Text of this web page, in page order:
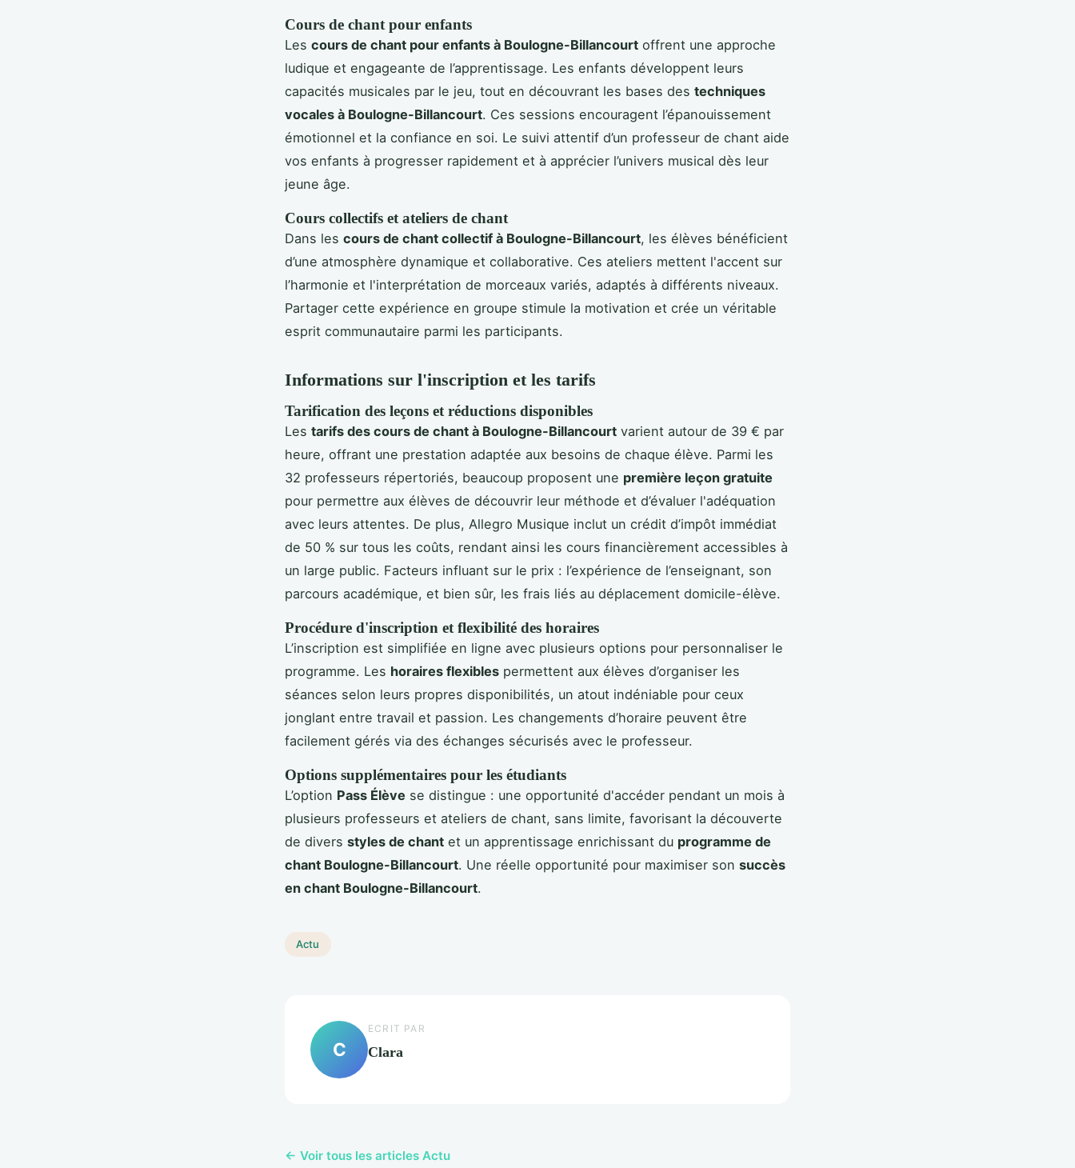
Cours de chant pour enfants
Les cours de chant pour enfants à Boulogne-Billancourt offrent une approche
ludique et engageante de l’apprentissage. Les enfants développent leurs
capacités musicales par le jeu, tout en découvrant les bases des techniques
vocales à Boulogne-Billancourt. Ces sessions encouragent l’épanouissement
émotionnel et la confiance en soi. Le suivi attentif d’un professeur de chant aide
vos enfants à progresser rapidement et à apprécier l’univers musical dès leur
jeune âge.
Cours collectifs et ateliers de chant
Dans les cours de chant collectif à Boulogne-Billancourt, les élèves bénéficient
d’une atmosphère dynamique et collaborative. Ces ateliers mettent l'accent sur
l’harmonie et l'interprétation de morceaux variés, adaptés à différents niveaux.
Partager cette expérience en groupe stimule la motivation et crée un véritable
esprit communautaire parmi les participants.
Informations sur l'inscription et les tarifs
Tarification des leçons et réductions disponibles
Les tarifs des cours de chant à Boulogne-Billancourt varient autour de 39 € par
heure, offrant une prestation adaptée aux besoins de chaque élève. Parmi les
32 professeurs répertoriés, beaucoup proposent une première leçon gratuite
pour permettre aux élèves de découvrir leur méthode et d’évaluer l'adéquation
avec leurs attentes. De plus, Allegro Musique inclut un crédit d’impôt immédiat
de 50 % sur tous les coûts, rendant ainsi les cours financièrement accessibles à
un large public. Facteurs influant sur le prix : l’expérience de l’enseignant, son
parcours académique, et bien sûr, les frais liés au déplacement domicile-élève.
Procédure d'inscription et flexibilité des horaires
L’inscription est simplifiée en ligne avec plusieurs options pour personnaliser le
programme. Les horaires flexibles permettent aux élèves d’organiser les
séances selon leurs propres disponibilités, un atout indéniable pour ceux
jonglant entre travail et passion. Les changements d’horaire peuvent être
facilement gérés via des échanges sécurisés avec le professeur.
Options supplémentaires pour les étudiants
L’option Pass Élève se distingue : une opportunité d'accéder pendant un mois à
plusieurs professeurs et ateliers de chant, sans limite, favorisant la découverte
de divers styles de chant et un apprentissage enrichissant du programme de
chant Boulogne-Billancourt. Une réelle opportunité pour maximiser son succès
en chant Boulogne-Billancourt.
Actu
C
ECRIT PAR
Clara
← Voir tous les articles Actu